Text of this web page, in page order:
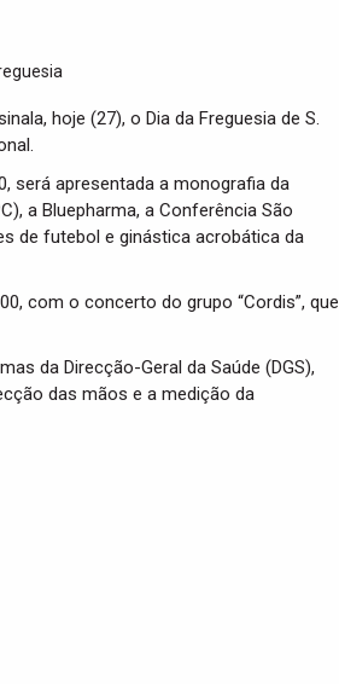
hoje (27), o Dia da Freguesia de S.
será apresentada a monografia da
a Bluepharma, a Conferência São
de futebol e ginástica acrobática da
com o concerto do grupo “Cordis”, que
da Direcção-Geral da Saúde (DGS),
das mãos e a medição da